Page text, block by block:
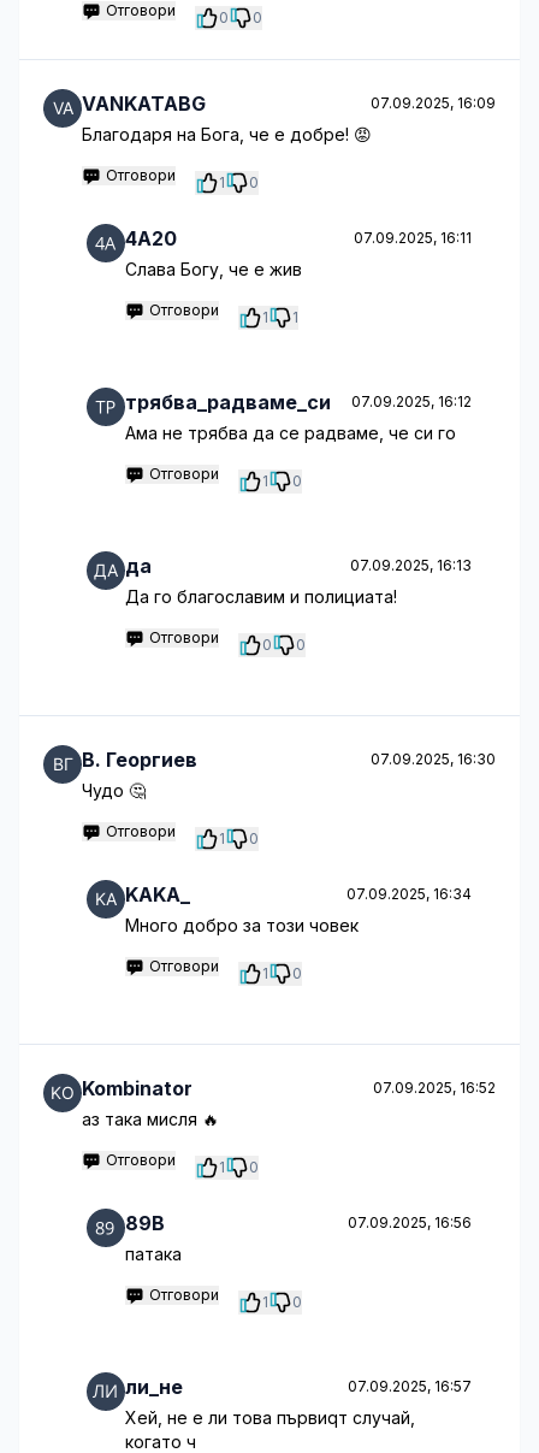
Отговори 0 0
VANKATABG 07.09.2025, 16:09
Благодаря на Бога, че е добре! 😡
Отговори 1 0
4A20 07.09.2025, 16:11
Слава Богу, че е жив
Отговори 1 1
трябва_радваме_си 07.09.2025, 16:12
Ама не трябва да се радваме, че си го
Отговори 1 0
да 07.09.2025, 16:13
Да го благославим и полициата!
Отговори 0 0
B. Георгиев 07.09.2025, 16:30
Чудо 🤔
Отговори 1 0
KAKA_ 07.09.2025, 16:34
Много добро за този човек
Отговори 1 0
Kombinator 07.09.2025, 16:52
аз така мисля 🔥
Отговори 1 0
89B 07.09.2025, 16:56
патака
Отговори 1 0
ли_не 07.09.2025, 16:57
Хей, не е ли това първиqт случай,
когато ч